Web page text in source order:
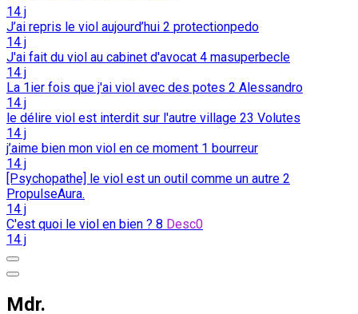
14 j
J’ai repris le viol aujourd’hui 2 protectionpedo
14 j
J'ai fait du viol au cabinet d'avocat 4 masuperbecle
14 j
La 1ier fois que j'ai viol avec des potes 2 Alessandro
14 j
le délire viol est interdit sur l'autre village 23 Volutes
14 j
j’aime bien mon viol en ce moment 1 bourreur
14 j
[Psychopathe] le viol est un outil comme un autre 2
PropulseAura.
14 j
C'est quoi le viol en bien ? 8 Desc0
14 j
Mdr.